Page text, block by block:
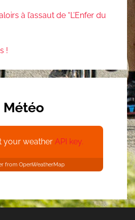
à l’assaut de “L’Enfer du
!
Météo
your weather API key.
from OpenWeatherMap